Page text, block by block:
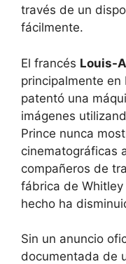
través de un
fácilmente.
El francés Louis-
principalmente en
patentó una
imágenes
Prince nunca
cinematográficas
compañeros de
fábrica de
hecho ha
Sin un anuncio
documentada de